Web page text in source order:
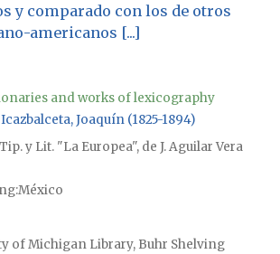
y comparado con los de otros
americanos [...]
and works of lexicography
Joaquín (1825-1894)
y Lit. "La Europea", de J. Aguilar Vera
México
of Michigan Library, Buhr Shelving